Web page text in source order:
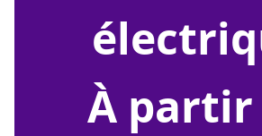
À partir